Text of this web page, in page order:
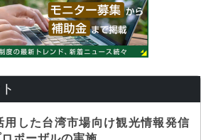
用した台湾市場向け観光情報発信